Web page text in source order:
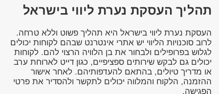
תהליך העסקת נערת ליווי בישראל
העסקת נערת ליווי בישראל היא תהליך פשוט וללא טרחה.
לרוב סוכנויות הליווי יש אתרי אינטרנט שבהם לקוחות יכולים
לגלוש בפרופילים ולבחור את בן הלוויה הרצוי להם. לקוחות
יכולים גם לבקש שירותים ספציפיים, כגון דייט לארוחת ערב
או מדריך טיולים, בהתאם להעדפותיהם. לאחר אישור
ההזמנה, הלקוח והמלווה יכולים לתקשר ולהסדיר את פרטי
הפגישה.